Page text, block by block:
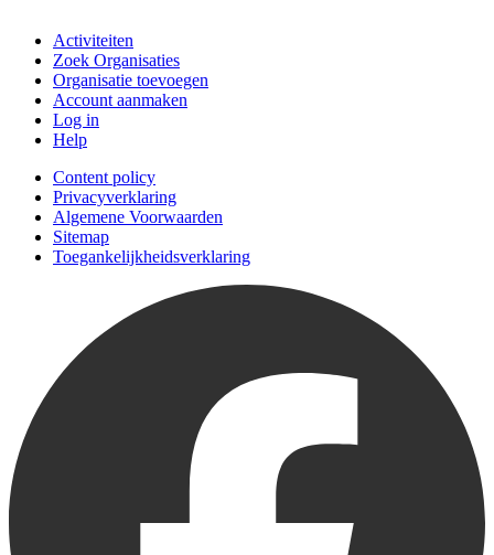
Activiteiten
Zoek Organisaties
Organisatie toevoegen
Account aanmaken
Log in
Help
Content policy
Privacyverklaring
Algemene Voorwaarden
Sitemap
Toegankelijkheidsverklaring